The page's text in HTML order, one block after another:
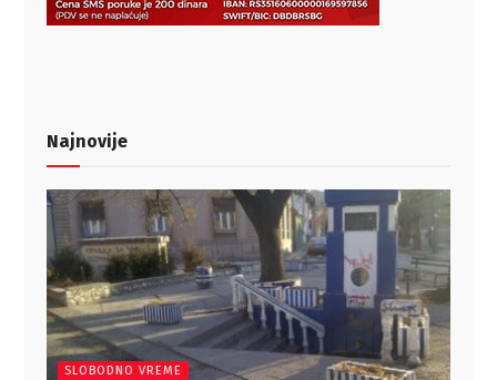
Najnovije
SLOBODNO VREME